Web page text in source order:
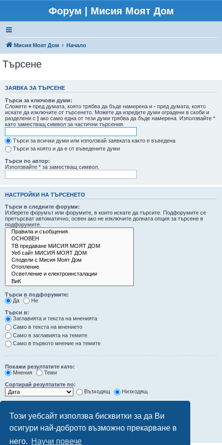
Този уебсайт използва бисквитки за да Ви
осигури най-доброто възможно прекарване в
него. Научи повече
Форум | Мисия Моят Дом
Мисия Моят Дом Начало
Търсене
ЗАЯВКА ЗА ТЪРСЕНЕ
Търси за ключови думи:
Сложете + пред думата, която трябва да бъде намерена и - пред думата, която
искате да изключите от търсенето. Можете да изредите думи оградени в скоби и
разделени с | ако само една от тези думи трябва да бъде намерена. Използвайте *
като заместващ символ за частични търсения.
Търси за всички думи или използвай заявката както е въведена
Търси за която и да е от въведените думи
Търси по автор:
Използвайте * за заместващ символ.
НАСТРОЙКИ НА ТЪРСЕНЕТО
Търси в следните форуми:
Изберете форумът или форумите, в които искате да търсите. Подфорумите се
претърсват автоматично, освен ако не изключите долната опция за търсене в
подфорумите.
Търси в подфорумите:
Да
Не
Търси в:
Заглавията и текста на мненията
Само в текста на мнението
Само в заглавията на темите
Само в първото мнение на темите
Покажи резултатите като:
Мнения
Теми
Сортирай резултатите по:
Възходящ
Низходящ
Покажи първите:
символа от мненията